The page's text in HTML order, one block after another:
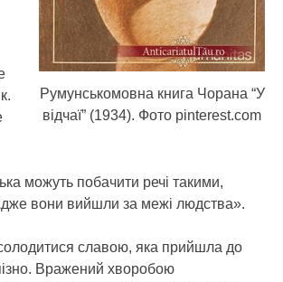
Румунськомовна книга Чорана “У
відчаї” (1934). Фото pinterest.com
можуть побачити речі такими,
вони вийшли за межі людства».
славою, яка прийшла до
Вражений хворобою